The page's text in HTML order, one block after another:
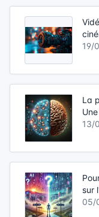
19/
La
13/
sur
05/